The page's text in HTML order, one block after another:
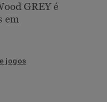
GREY é
em
jogos